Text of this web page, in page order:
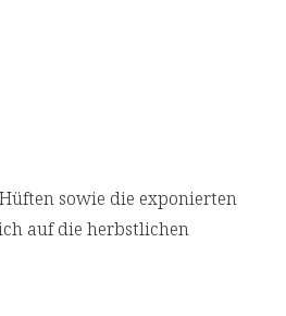
sowie die exponierten
auf die herbstlichen